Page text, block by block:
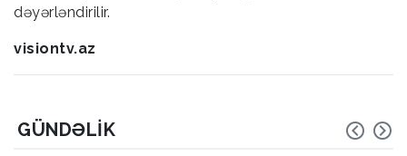
dəyərləndirilir.
visiontv.az
GÜNDƏLIK